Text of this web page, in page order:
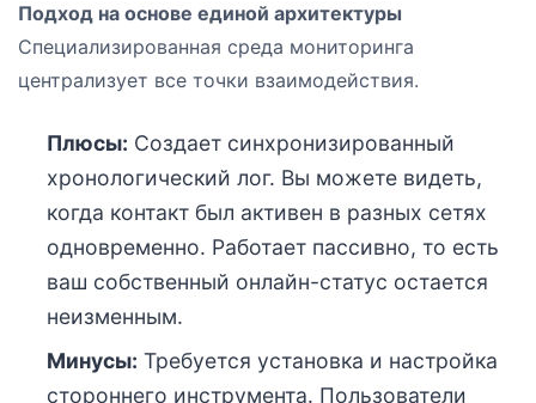
Подход на основе единой архитектуры
Специализированная среда мониторинга
централизует все точки взаимодействия.
Плюсы: Создает синхронизированный
хронологический лог. Вы можете видеть,
когда контакт был активен в разных сетях
одновременно. Работает пассивно, то есть
ваш собственный онлайн-статус остается
неизменным.
Минусы: Требуется установка и настройка
стороннего инструмента. Пользователи